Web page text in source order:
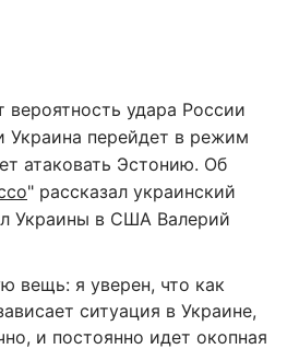
вероятность удара России
Украина перейдет в режим
атаковать Эстонию. Об
" рассказал украинский
Украины в США Валерий
вещь: я уверен, что как
ситуация в Украине,
и постоянно идет окопная